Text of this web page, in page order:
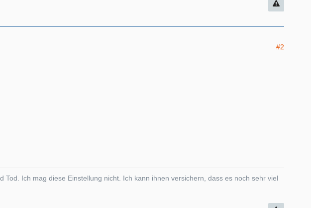
#2
Ich mag diese Einstellung nicht. Ich kann ihnen versichern, dass es noch sehr viel